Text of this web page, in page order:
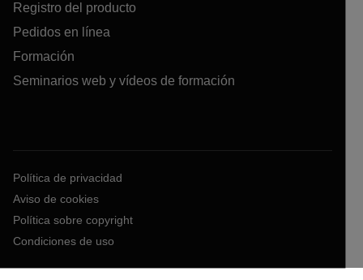
Registro del producto
Pedidos en línea
Formación
Seminarios web y vídeos de formación
Política de privacidad
Aviso de cookies
Política sobre copyright
Condiciones de uso